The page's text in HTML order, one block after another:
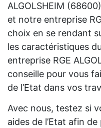
ALGOLSHEIM
et notre entreprise
choix en se rendant
les caractéristiques
entreprise RGE
conseille pour vous
de l’Etat dans vos
Avec nous, testez si
aides de l’Etat afin